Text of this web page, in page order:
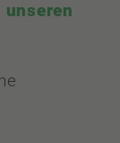
unseren